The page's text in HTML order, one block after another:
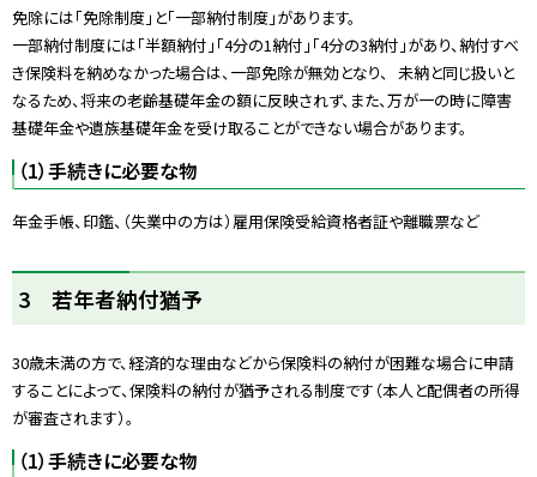
免除には「免除制度」と「一部納付制度」があります。
一部納付制度には「半額納付」「4分の1納付」「4分の3納付」があり、納付すべ
き保険料を納めなかった場合は、一部免除が無効となり、 未納と同じ扱いと
なるため、将来の老齢基礎年金の額に反映されず、また、万が一の時に障害
基礎年金や遺族基礎年金を受け取ることができない場合があります。
（1）手続きに必要な物
年金手帳、印鑑、（失業中の方は）雇用保険受給資格者証や離職票など
ッ
に
戻
る
3 若年者納付猶予
30歳未満の方で、経済的な理由などから保険料の納付が困難な場合に申請
することによって、保険料の納付が猶予される制度です（本人と配偶者の所得
が審査されます）。
（1）手続きに必要な物